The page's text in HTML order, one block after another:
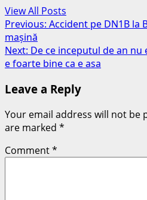
View All Posts
Post
navigation
Previous: Accident pe DN1B la
mașină
Next: De ce inceputul de an nu
e foarte bine ca e asa
Leave a Reply
Your email address will not be
are marked *
Comment*